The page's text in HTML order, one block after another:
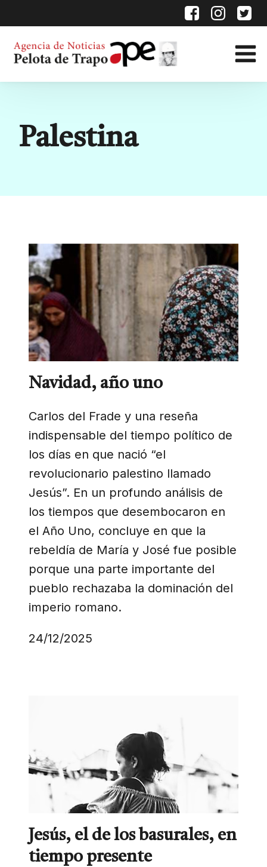
Etiqueta:
Palestina
Navidad, año uno
Carlos del Frade y una reseña
indispensable del tiempo político de
los días en que nació “el
revolucionario palestino llamado
Jesús”. En un profundo análisis de
los tiempos que desembocaron en
el Año Uno, concluye en que la
rebeldía de María y José fue posible
porque una parte importante del
pueblo rechazaba la dominación del
imperio romano.
24/12/2025
Jesús, el de los basurales, en
tiempo presente